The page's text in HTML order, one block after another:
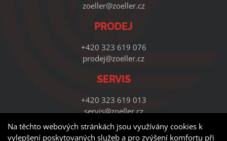
zoeller@zoeller.cz
PRODEJ
+420 323 619 076
prodej@zoeller.cz
SERVIS
+420 323 619 013
servis@zoeller.cz
Na těchto webových stránkách jsou využívány cookies k
vylepšení poskytovaných služeb a pro zvýšení komfortu při